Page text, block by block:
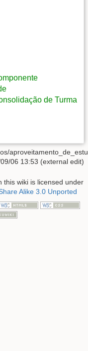
de Turma
06 13:53 (external edit)
this wiki is licensed under
Alike 3.0 Unported